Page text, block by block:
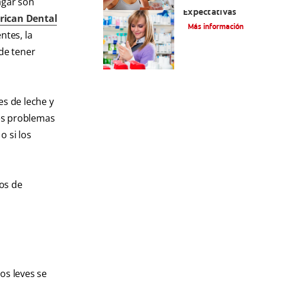
Dental
la
tener
de leche y
problemas
si los
de
leves se
Expectativas
Más información